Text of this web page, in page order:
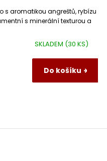
SKLADEM (30 KS)
Do košíku
s aromatikou angreštů, rybízu
s minerální texturou a